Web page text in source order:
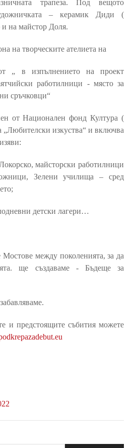
трапеза. Под вещото
– керамик Диди (
на майстор Доля.
на творческите ателиета на
„ в изпълнението на проект
работилници - място за
сръчковци“
от Национален фонд Култура (
изкуства“ и включва
майсторски работилници
Зелени училища – сред
детски лагери…
Мостове между поколенията, за да
ще създаваме - Бъдеще за
и предстоящите събития можете